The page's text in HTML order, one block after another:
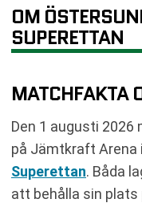
ÖSTER
SENASTE
SENASTE
TABELL
KOMMANDE
KOMMANDE
RELATERADE
OM
SUPERETTAN
MATCHFAKTA
Den 1 augusti 2026
på Jämtkraft Arena
Superettan. Båda
att behålla sin plats